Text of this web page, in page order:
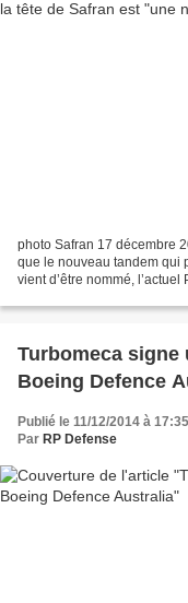
photo Safran 17 décembre
que le nouveau tandem qui
vient d’être nommé,
Turbomeca
Boeing Defence
Publié le 11/12/2014 à 17:35
Par RP Defense